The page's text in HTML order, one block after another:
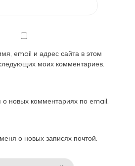
email и адрес сайта в этом
моих комментариев.
о новых комментариях по email.
о новых записях почтой.